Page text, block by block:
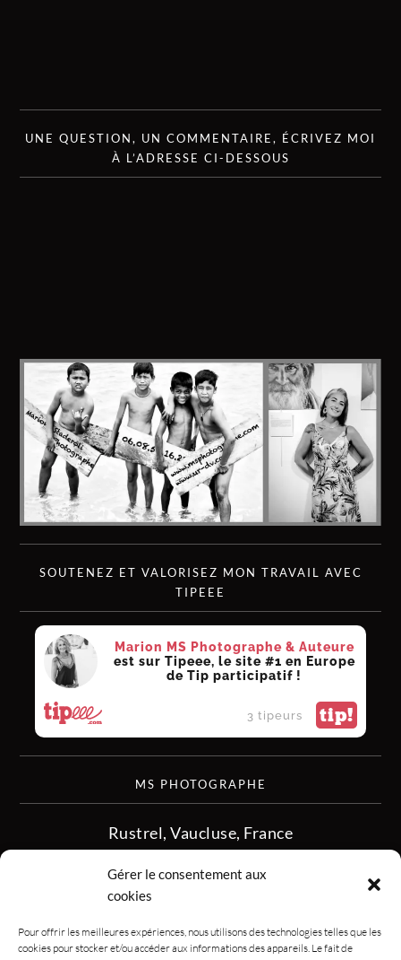
Gérer le consentement aux
cookies
Pour offrir les meilleures expériences, nous utilisons des technologies telles que les
cookies pour stocker et/ou accéder aux informations des appareils. Le fait de
UNE QUESTION, UN COMMENTAIRE, ÉCRIVEZ MOI
À L’ADRESSE CI-DESSOUS
SOUTENEZ ET VALORISEZ MON TRAVAIL AVEC
TIPEEE
Marion MS Photographe & Auteure
est sur Tipeee, le site #1 en Europe
de Tip participatif !
3 tipeurs tip!
MS PHOTOGRAPHE
Rustrel, Vaucluse, France
06.08.50.16.28
contact.msphotographe (at) gmail.com